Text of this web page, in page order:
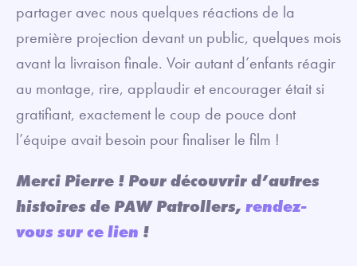
partager avec nous quelques réactions de la
première projection devant un public, quelques mois
avant la livraison finale. Voir autant d’enfants réagir
au montage, rire, applaudir et encourager était si
gratifiant, exactement le coup de pouce dont
l’équipe avait besoin pour finaliser le film !
Merci Pierre ! Pour découvrir d’autres
histoires de PAW Patrollers, rendez-
vous sur ce lien !